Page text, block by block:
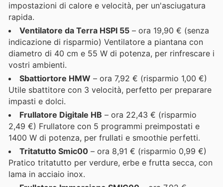
impostazioni di calore e velocità, per un'asciugatura
rapida.
Ventilatore da Terra HSPI 55 – ora 19,90 € (senza
indicazione di risparmio) Ventilatore a piantana con
diametro di 40 cm e 55 W di potenza, per rinfrescare i
vostri ambienti.
Sbattiortore HMW – ora 7,92 € (risparmio 1,00 €)
Utile sbattitore con 3 velocità, perfetto per preparare
impasti e dolci.
Frullatore Digitale HB – ora 22,43 € (risparmio
2,49 €) Frullatore con 5 programmi preimpostati e
1400 W di potenza, per frullati e smoothie perfetti.
Tritatutto Smic00 – ora 8,91 € (risparmio 0,99 €)
Pratico tritatutto per verdure, erbe e frutta secca, con
lama in acciaio inox.